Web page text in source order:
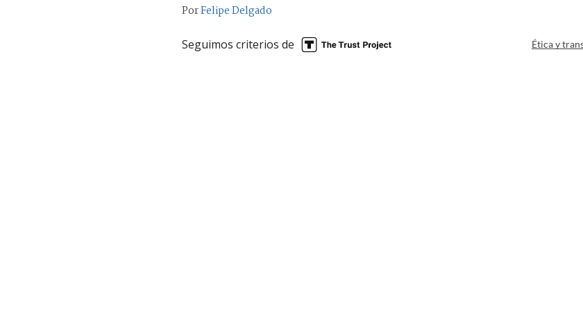
PorFelipe Delgado
Seguimos criterios de Ética y